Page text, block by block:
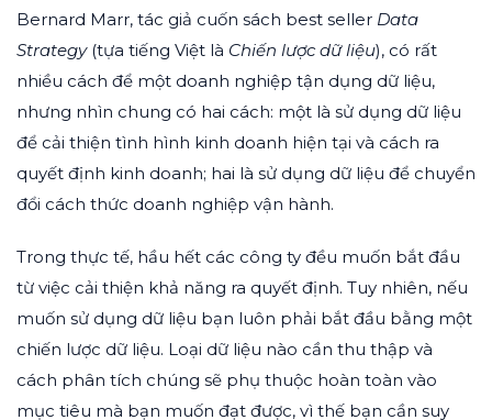
Bernard Marr, tác giả cuốn sách best seller Data
Strategy (tựa tiếng Việt là Chiến lược dữ liệu), có rất
nhiều cách để một doanh nghiệp tận dụng dữ liệu,
nhưng nhìn chung có hai cách: một là sử dụng dữ liệu
để cải thiện tình hình kinh doanh hiện tại và cách ra
quyết định kinh doanh; hai là sử dụng dữ liệu để chuyển
đổi cách thức doanh nghiệp vận hành.
Trong thực tế, hầu hết các công ty đều muốn bắt đầu
từ việc cải thiện khả năng ra quyết định. Tuy nhiên, nếu
muốn sử dụng dữ liệu bạn luôn phải bắt đầu bằng một
chiến lược dữ liệu. Loại dữ liệu nào cần thu thập và
cách phân tích chúng sẽ phụ thuộc hoàn toàn vào
mục tiêu mà bạn muốn đạt được, vì thế bạn cần suy